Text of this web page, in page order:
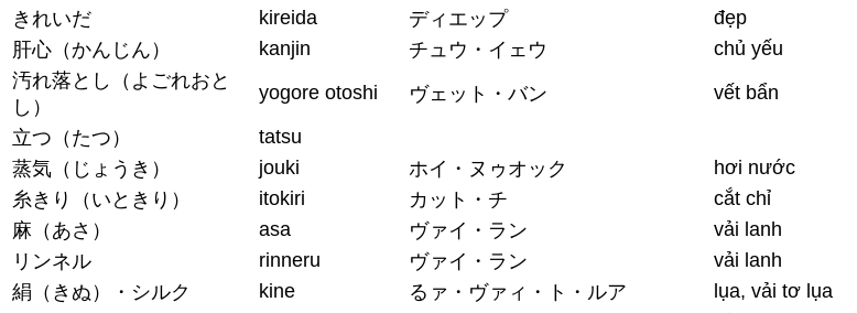
きれいだ
kireida ディエップ
đẹp
肝心（かんじん）
kanjin チュウ・イェウ
chủ yếu
汚れ落とし（よごれおと
し）
yogore otoshi ヴェット・バン vết bẩn
立つ（たつ）
tatsu
蒸気（じょうき）
jouki ホイ・ヌゥオック
hơi nước
糸きり（いときり）
itokiri カット・チ
cắt chỉ
麻（あさ）
asa ヴァイ・ラン
vải lanh
リンネル
rinneru ヴァイ・ラン
vải lanh
絹（きぬ）・シルク
kine るァ・ヴァィ・ト・ルア
lụa, vải tơ lụa